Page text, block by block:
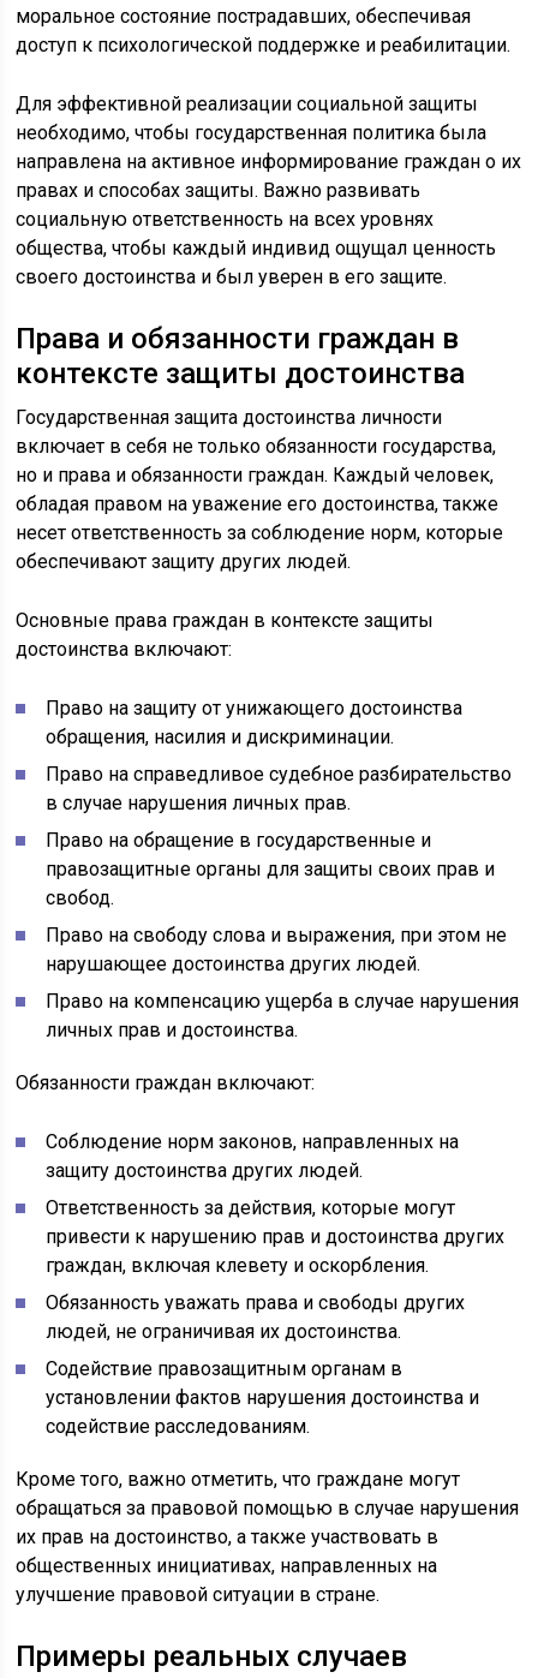
моральное состояние пострадавших, обеспечивая
доступ к психологической поддержке и реабилитации.
Для эффективной реализации социальной защиты
необходимо, чтобы государственная политика была
направлена на активное информирование граждан о их
правах и способах защиты. Важно развивать
социальную ответственность на всех уровнях
общества, чтобы каждый индивид ощущал ценность
своего достоинства и был уверен в его защите.
Права и обязанности граждан в
контексте защиты достоинства
Государственная защита достоинства личности
включает в себя не только обязанности государства,
но и права и обязанности граждан. Каждый человек,
обладая правом на уважение его достоинства, также
несет ответственность за соблюдение норм, которые
обеспечивают защиту других людей.
Основные права граждан в контексте защиты
достоинства включают:
Право на защиту от унижающего достоинства
обращения, насилия и дискриминации.
Право на справедливое судебное разбирательство
в случае нарушения личных прав.
Право на обращение в государственные и
правозащитные органы для защиты своих прав и
свобод.
Право на свободу слова и выражения, при этом не
нарушающее достоинства других людей.
Право на компенсацию ущерба в случае нарушения
личных прав и достоинства.
Обязанности граждан включают:
Соблюдение норм законов, направленных на
защиту достоинства других людей.
Ответственность за действия, которые могут
привести к нарушению прав и достоинства других
граждан, включая клевету и оскорбления.
Обязанность уважать права и свободы других
людей, не ограничивая их достоинства.
Содействие правозащитным органам в
установлении фактов нарушения достоинства и
содействие расследованиям.
Кроме того, важно отметить, что граждане могут
обращаться за правовой помощью в случае нарушения
их прав на достоинство, а также участвовать в
общественных инициативах, направленных на
улучшение правовой ситуации в стране.
Примеры реальных случаев